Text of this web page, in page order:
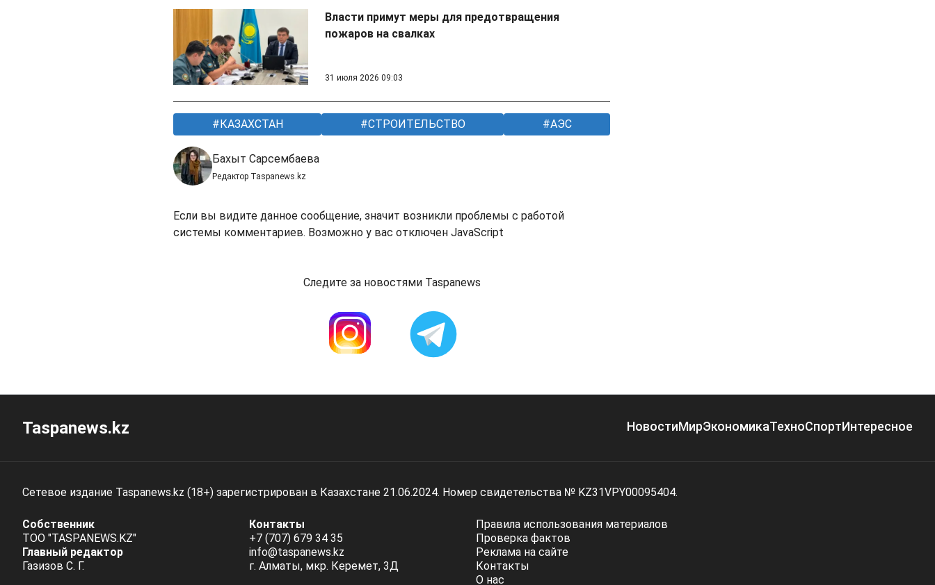
Власти примут меры для предотвращения
пожаров на свалках
31 июля 2026 09:03
КАЗАХСТАН СТРОИТЕЛЬСТВО АЭС
Бахыт Сарсембаева
Редактор Taspanews.kz
Если вы видите данное сообщение, значит возникли проблемы с работой
системы комментариев. Возможно у вас отключен JavaScript
Следите за новостями Taspanews
Taspanews.kz НовостиМирЭкономикаТехноСпортИнтересное
Сетевое издание Taspanews.kz (18+) зарегистрирован в Казахстане 21.06.2024. Номер свидетельства № KZ31VPY00095404.
Собственник
ТОО "TASPANEWS.KZ"
Главный редактор
Газизов С. Г.
Контакты
+7 (707) 679 34 35
info@taspanews.kz
г. Алматы, мкр. Керемет, 3Д
Правила использования материалов
Проверка фактов
Реклама на сайте
Контакты
О нас